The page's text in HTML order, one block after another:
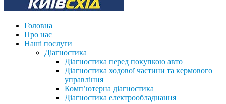
Головна
Про нас
Наші послуги
Діагностика
Діагностика перед покупкою авто
Діагностика ходової частини та кермового
управління
Комп’ютерна діагностика
Діагностика електрообладнання